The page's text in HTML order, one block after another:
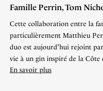
Famille Perrin, Tom
Cette collaboration entre la
particulièrement Matthieu
duo est aujourd'hui rejoint
vie à un gin inspiré de la Côte
En savoir plus